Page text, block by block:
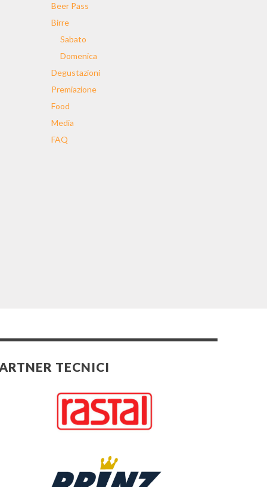
Beer Pass
Birre
Sabato
Domenica
Degustazioni
Premiazione
Food
Media
FAQ
TECNICI